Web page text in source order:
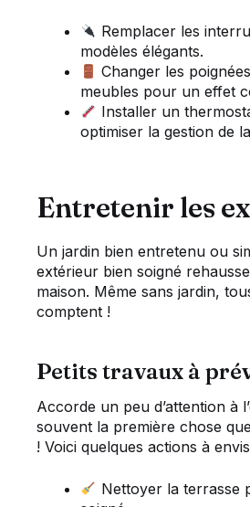
Remplacer les
modèles élégants.
Changer les
meubles pour un effet
Installer un
optimiser la gestion de
Entretenir les
Un jardin bien entretenu ou
extérieur bien soigné rehausse
maison. Même sans jardin,
comptent !
Petits travaux à
Accorde un peu d’attention à
souvent la première chose
! Voici quelques actions à
Nettoyer la terrasse